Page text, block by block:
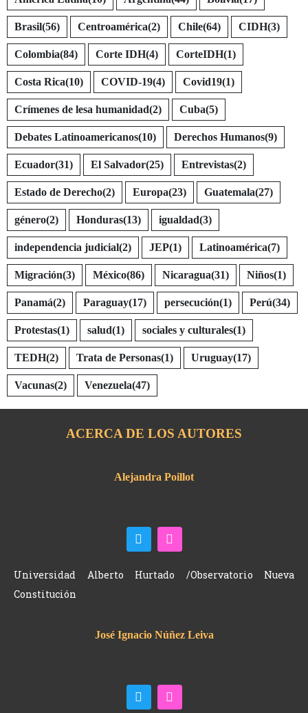
Brasil(56) Centroamérica(2) Chile(64) CIDH(3)
Colombia(84) Corte IDH(4) CorteIDH(1)
Costa Rica(10) COVID-19(4) Covid19(1)
Crímenes de lesa humanidad(2) Cuba(5)
Debates Latinoamericanos(10) Derechos Humanos(9)
Ecuador(31) El Salvador(25) Entrevistas(2)
Estado de Derecho(2) Europa(23) Guatemala(27)
género(2) Honduras(13) igualdad(3)
independencia judicial(2) JEP(1) Latinoamérica(7)
Migración(3) México(86) Nicaragua(31) Niños(1)
Panamá(2) Paraguay(17) persecución(1) Perú(34)
Protestas(1) salud(1) sociales y culturales(1)
TEDH(2) Trata de Personas(1) Uruguay(17)
Vacunas(2) Venezuela(47)
ACERCA DE LOS AUTORES
Alejandra Poillot
Universidad Alberto Hurtado /Observatorio Nueva
Constitución
José Ignacio Núñez Leiva